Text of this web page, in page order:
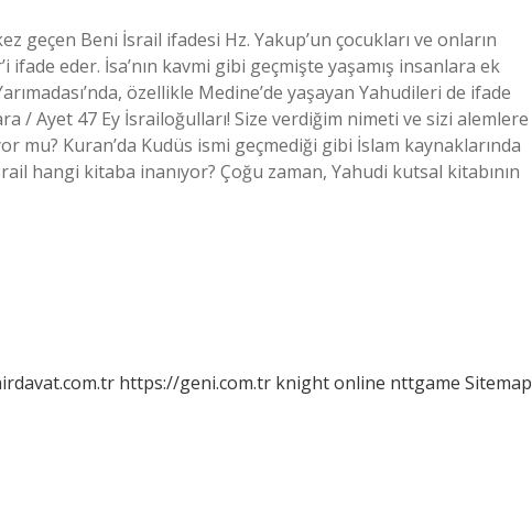
geçen Beni İsrail ifadesi Hz. Yakup’un çocukları ve onların
eder. İsa’nın kavmi gibi geçmişte yaşamış insanlara ek
özellikle Medine’de yaşayan Yahudileri de ifade
/ Ayet 47 Ey İsrailoğulları! Size verdiğim nimeti ve sizi alemlere
mu? Kuran’da Kudüs ismi geçmediği gibi İslam kaynaklarında
hangi kitaba inanıyor? Çoğu zaman, Yahudi kutsal kitabının
https://geni.com.tr knight online nttgame Sitemap